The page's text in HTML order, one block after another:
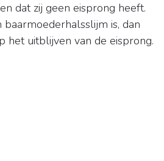
dat zij geen eisprong heeft.
is, dan
het uitblijven van de eisprong.